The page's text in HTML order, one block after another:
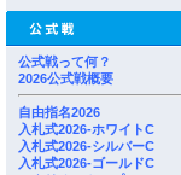
公式戦って何？
2026公式戦概要
自由指名2026
入札式2026-ホワイトC
入札式2026-シルバーC
入札式2026-ゴールドC